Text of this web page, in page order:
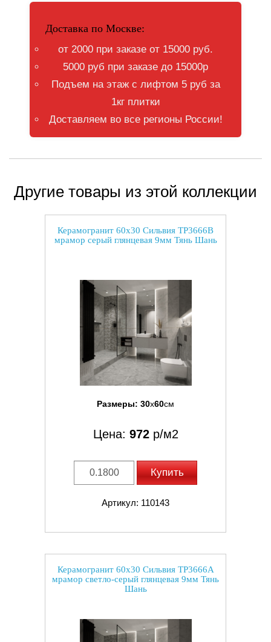
Доставка по Москве:
от 2000 при заказе от 15000 руб.
5000 руб при заказе до 15000р
Подъем на этаж с лифтом 5 руб за
1кг плитки
Доставляем во все регионы России!
Другие товары из этой коллекции
Керамогранит 60x30 Сильвия TP3666B
мрамор серый глянцевая 9мм Тянь Шань
Размеры: 30x60см
Цена: 972р/м2
Купить
Артикул: 110143
Керамогранит 60x30 Сильвия TP3666A
мрамор светло-серый глянцевая 9мм Тянь
Шань